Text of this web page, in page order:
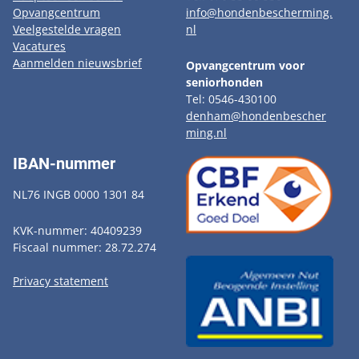
Opvangcentrum
Veelgestelde vragen
Vacatures
Aanmelden nieuwsbrief
info@hondenbescherming.
nl
Opvangcentrum voor
seniorhonden
Tel: 0546-430100
denham@hondenbescher
ming.nl
IBAN-nummer
NL76 INGB 0000 1301 84
KVK-nummer: 40409239
Fiscaal nummer: 28.72.274
Privacy statement